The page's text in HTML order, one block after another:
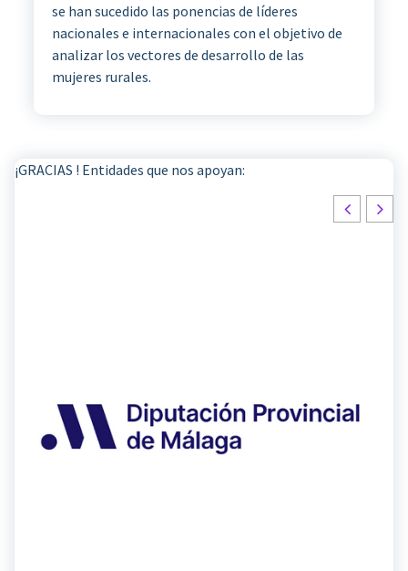
se han sucedido las ponencias de líderes
nacionales e internacionales con el objetivo de
analizar los vectores de desarrollo de las
mujeres rurales.
¡GRACIAS ! Entidades que nos apoyan: